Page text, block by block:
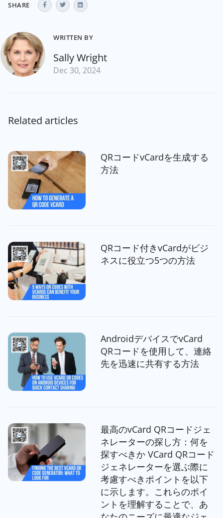
SHARE
WRITTEN BY
Sally Wright
Dec 30, 2024
Related articles
QRコードvCardを生成する
方法
QRコード付きvCardがビジ
ネスに役立つ5つの方法
AndroidデバイスでvCard
QRコードを使用して、連絡
先を迅速に共有する方法
最高のvCard QRコードジェ
ネレーターの探し方：何を
探すべきか VCard QRコード
ジェネレーターを選ぶ際に
考慮すべきポイントを以下
に示します。これらのポイ
ントを理解することで、あ